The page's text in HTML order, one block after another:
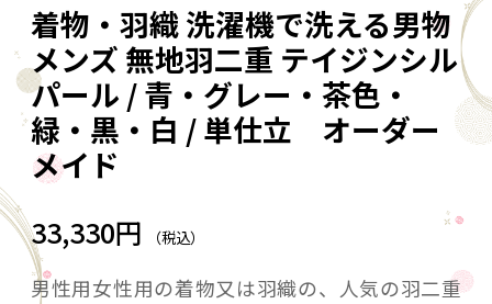
着物・羽織 洗濯機で洗える男物
メンズ 無地羽二重 テイジンシル
パール / 青・グレー・茶色・
緑・黒・白 / 単仕立 オーダー
メイド
33,330円 （税込）
男性用女性用の着物又は羽織の、人気の羽二重